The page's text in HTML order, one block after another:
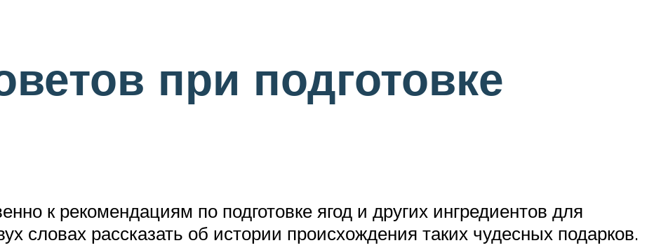
при подготовке
к рекомендациям по подготовке ягод и других ингредиентов для
словах рассказать об истории происхождения таких чудесных подарков.